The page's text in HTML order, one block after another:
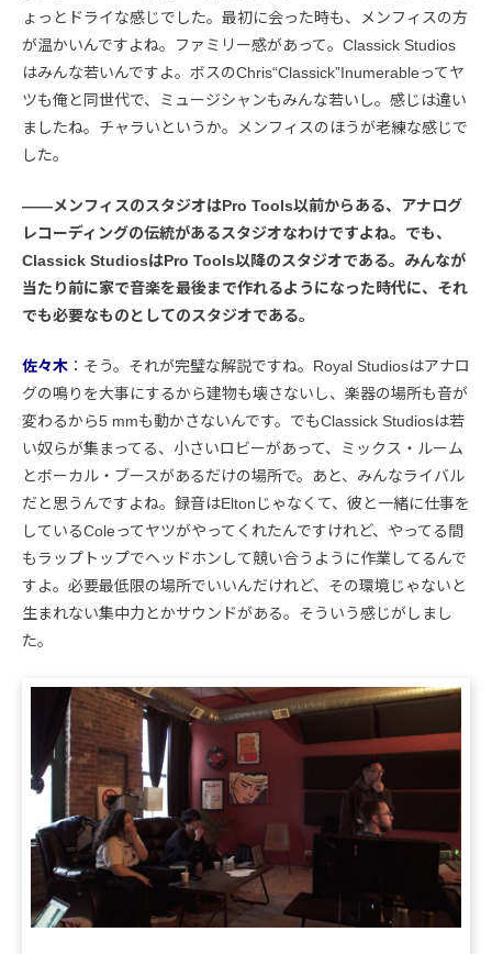
ょっとドライな感じでした。最初に会った時も、メンフィスの方
が温かいんですよね。ファミリー感があって。Classick Studios
はみんな若いんですよ。ボスのChris“Classick”Inumerableってヤ
ツも俺と同世代で、ミュージシャンもみんな若いし。感じは違い
ましたね。チャラいというか。メンフィスのほうが老練な感じで
した。
――メンフィスのスタジオはPro Tools以前からある、アナログ
レコーディングの伝統があるスタジオなわけですよね。でも、
Classick StudiosはPro Tools以降のスタジオである。みんなが
当たり前に家で音楽を最後まで作れるようになった時代に、それ
でも必要なものとしてのスタジオである。
佐々木 ：そう。それが完璧な解説ですね。Royal Studiosはアナロ
グの鳴りを大事にするから建物も壊さないし、楽器の場所も音が
変わるから5 mmも動かさないんです。でもClassick Studiosは若
い奴らが集まってる、小さいロビーがあって、ミックス・ルーム
とボーカル・ブースがあるだけの場所で。あと、みんなライバル
だと思うんですよね。録音はEltonじゃなくて、彼と一緒に仕事を
しているColeってヤツがやってくれたんですけれど、やってる間
もラップトップでヘッドホンして競い合うように作業してるんで
すよ。必要最低限の場所でいいんだけれど、その環境じゃないと
生まれない集中力とかサウンドがある。そういう感じがしまし
た。